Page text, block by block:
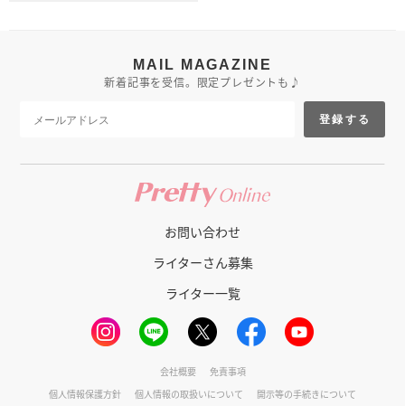
MAIL MAGAZINE
新着記事を受信。限定プレゼントも♪
登録する
お問い合わせ
ライターさん募集
ライター一覧
会社概要
免責事項
個人情報保護方針
個人情報の取扱いについて 開示等の手続きについて